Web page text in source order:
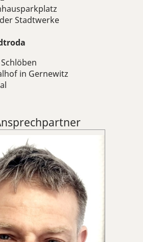
Stadtwerke
in Gernewitz